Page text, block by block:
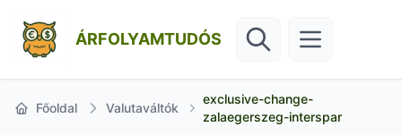
ÁRFOLYAMTUDÓS
Főoldal Valutaváltók
exclusive-change-
zalaegerszeg-interspar